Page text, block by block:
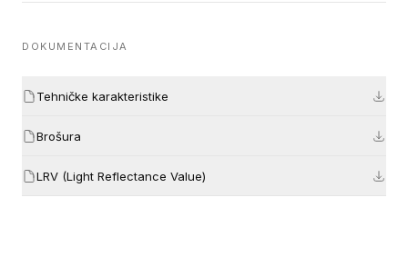
DOKUMENTACIJA
Tehničke karakteristike
Brošura
LRV (Light Reflectance Value)